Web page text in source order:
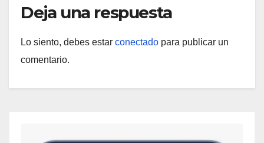
Deja una respuesta
Lo siento, debes estar conectado para publicar un
comentario.